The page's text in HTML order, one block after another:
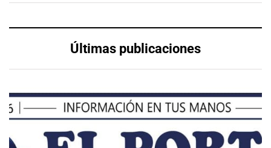
Últimas publicaciones